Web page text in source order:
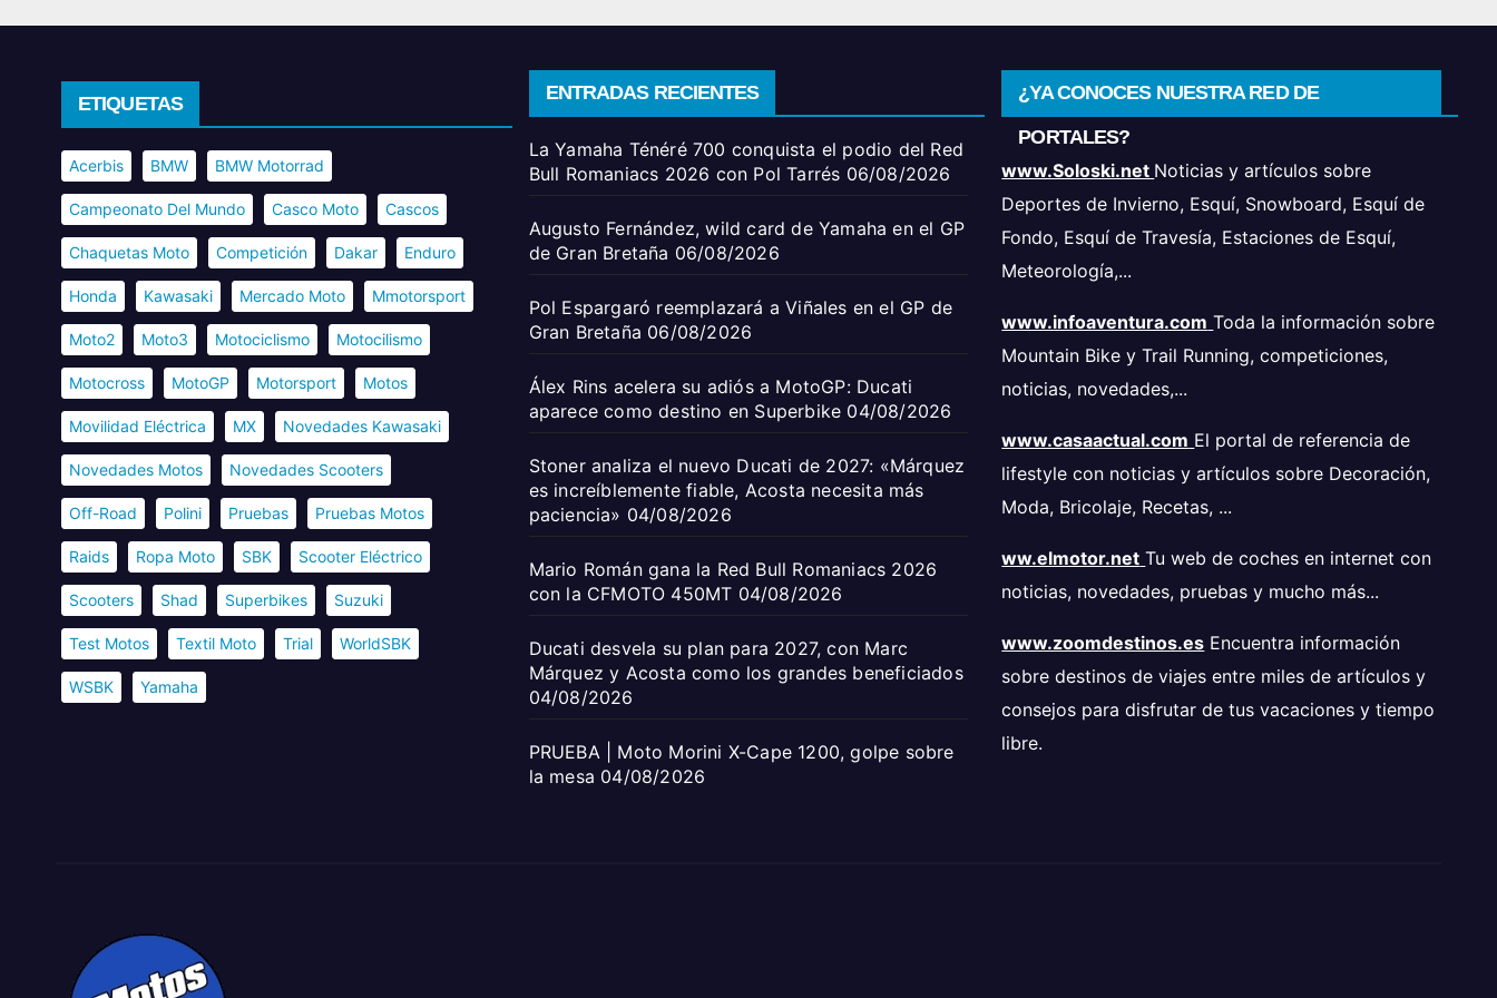
ETIQUETAS
Acerbis BMW BMW Motorrad
Campeonato Del Mundo Casco Moto Cascos
Chaquetas Moto Competición Dakar Enduro
Honda Kawasaki Mercado Moto Mmotorsport
Moto2 Moto3 Motociclismo Motocilismo
Motocross MotoGP Motorsport Motos
Movilidad Eléctrica MX Novedades Kawasaki
Novedades Motos Novedades Scooters
Off-Road Polini Pruebas Pruebas Motos
Raids Ropa Moto SBK Scooter Eléctrico
Scooters Shad Superbikes Suzuki
Test Motos Textil Moto Trial WorldSBK
WSBK Yamaha
ENTRADAS RECIENTES
La Yamaha Ténéré 700 conquista el podio del Red
Bull Romaniacs 2026 con Pol Tarrés 06/08/2026
Augusto Fernández, wild card de Yamaha en el GP
de Gran Bretaña 06/08/2026
Pol Espargaró reemplazará a Viñales en el GP de
Gran Bretaña 06/08/2026
Álex Rins acelera su adiós a MotoGP: Ducati
aparece como destino en Superbike 04/08/2026
Stoner analiza el nuevo Ducati de 2027: «Márquez
es increíblemente fiable, Acosta necesita más
paciencia» 04/08/2026
Mario Román gana la Red Bull Romaniacs 2026
con la CFMOTO 450MT 04/08/2026
Ducati desvela su plan para 2027, con Marc
Márquez y Acosta como los grandes beneficiados
04/08/2026
PRUEBA | Moto Morini X-Cape 1200, golpe sobre
la mesa 04/08/2026
¿YA CONOCES NUESTRA RED DE
PORTALES?
www.Soloski.net Noticias y artículos sobre
Deportes de Invierno, Esquí, Snowboard, Esquí de
Fondo, Esquí de Travesía, Estaciones de Esquí,
Meteorología,...
www.infoaventura.com Toda la información sobre
Mountain Bike y Trail Running, competiciones,
noticias, novedades,...
www.casaactual.com El portal de referencia de
lifestyle con noticias y artículos sobre Decoración,
Moda, Bricolaje, Recetas, ...
ww.elmotor.net Tu web de coches en internet con
noticias, novedades, pruebas y mucho más...
www.zoomdestinos.es Encuentra información
sobre destinos de viajes entre miles de artículos y
consejos para disfrutar de tus vacaciones y tiempo
libre.